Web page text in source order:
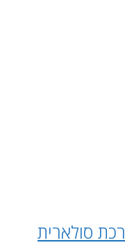
סולארית